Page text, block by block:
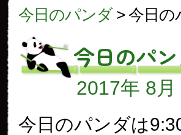
今日のパンダ> 今日の
今日のパ
2017年 8月
今日のパンダは